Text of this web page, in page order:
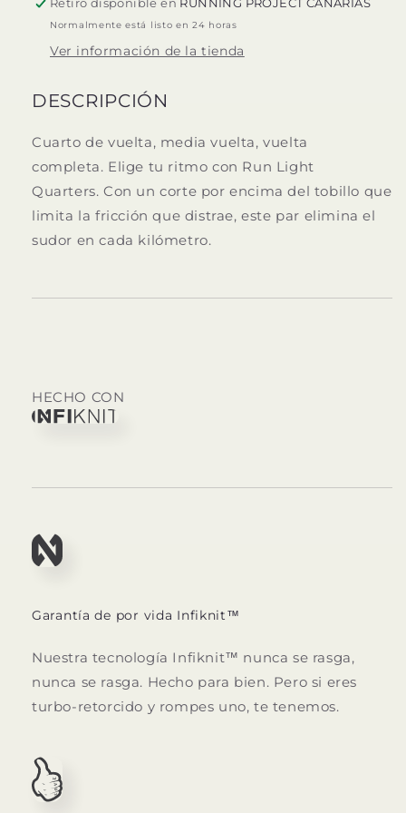
Normalmente está listo en 24 horas
Ver información de la tienda
DESCRIPCIÓN
Cuarto de vuelta, media vuelta, vuelta
completa. Elige tu ritmo con Run Light
Quarters. Con un corte por encima del tobillo que
limita la fricción que distrae, este par elimina el
sudor en cada kilómetro.
HECHO CON
Garantía de por vida Infiknit™
Nuestra tecnología Infiknit™ nunca se rasga,
nunca se rasga. Hecho para bien. Pero si eres
turbo-retorcido y rompes uno, te tenemos.